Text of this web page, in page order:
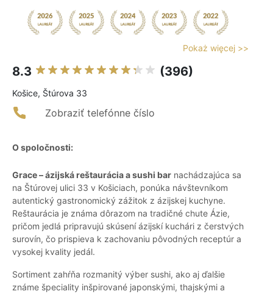
Pokaż więcej >>
8.3 (396)
Košice, Štúrova 33
Zobraziť telefónne číslo
O spoločnosti:
Grace – ázijská reštaurácia a sushi bar nachádzajúca sa
na Štúrovej ulici 33 v Košiciach, ponúka návštevníkom
autentický gastronomický zážitok z ázijskej kuchyne.
Reštaurácia je známa dôrazom na tradičné chute Ázie,
pričom jedlá pripravujú skúsení ázijskí kuchári z čerstvých
surovín, čo prispieva k zachovaniu pôvodných receptúr a
vysokej kvality jedál.
Sortiment zahŕňa rozmanitý výber sushi, ako aj ďalšie
známe špeciality inšpirované japonskými, thajskými a